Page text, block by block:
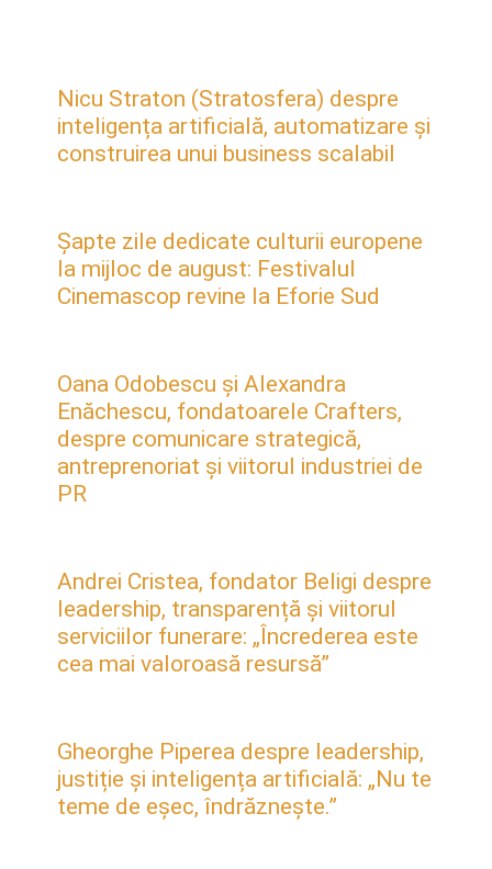
Nicu Straton (Stratosfera) despre
inteligența artificială, automatizare și
construirea unui business scalabil
Șapte zile dedicate culturii europene
la mijloc de august: Festivalul
Cinemascop revine la Eforie Sud
Oana Odobescu și Alexandra
Enăchescu, fondatoarele Crafters,
despre comunicare strategică,
antreprenoriat și viitorul industriei de
PR
Andrei Cristea, fondator Beligi despre
leadership, transparență și viitorul
serviciilor funerare: „Încrederea este
cea mai valoroasă resursă”
Gheorghe Piperea despre leadership,
justiție și inteligența artificială: „Nu te
teme de eșec, îndrăznește.”